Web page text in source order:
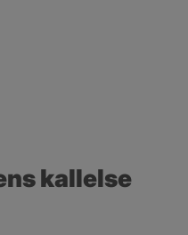
kallelse